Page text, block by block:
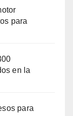
para
en la
para